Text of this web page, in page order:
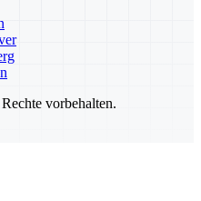
vorbehalten.